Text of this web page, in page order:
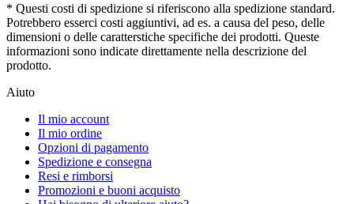
* Questi costi di spedizione si riferiscono alla spedizione standard.
Potrebbero esserci costi aggiuntivi, ad es. a causa del peso, delle
dimensioni o delle caratterstiche specifiche dei prodotti. Queste
informazioni sono indicate direttamente nella descrizione del
prodotto.
Aiuto
Il mio account
Il mio ordine
Opzioni di pagamento
Spedizione e consegna
Resi e rimborsi
Promozioni e buoni acquisto